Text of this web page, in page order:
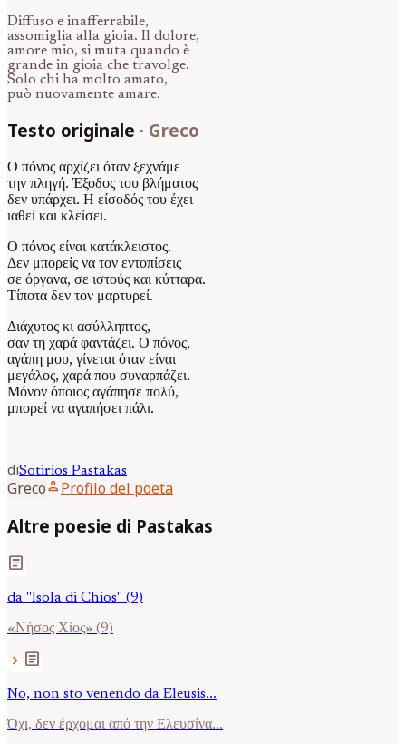
Diffuso e inafferrabile,
assomiglia alla gioia. Il dolore,
amore mio, si muta quando è
grande in gioia che travolge.
Solo chi ha molto amato,
può nuovamente amare.
Testo originale · Greco
Ο πόνος αρχίζει όταν ξεχνάμε
την πληγή. Έξοδος του βλήματος
δεν υπάρχει. Η είσοδός του έχει
ιαθεί και κλείσει.
Ο πόνος είναι κατάκλειστος.
Δεν μπορείς να τον εντοπίσεις
σε όργανα, σε ιστούς και κύτταρα.
Τίποτα δεν τον μαρτυρεί.
Διάχυτος κι ασύλληπτος,
σαν τη χαρά φαντάζει. Ο πόνος,
αγάπη μου, γίνεται όταν είναι
μεγάλος, χαρά που συναρπάζει.
Μόνον όποιος αγάπησε πολύ,
μπορεί να αγαπήσει πάλι.
diSotirios Pastakas
Grecoperson Profilo del poeta
Altre poesie di Pastakas
article
da "Isola di Chios" (9)
«Νήσος Χίος» (9)
chevron_right article
No, non sto venendo da Eleusis...
Όχι, δεν έρχομαι από την Ελευσίνα...